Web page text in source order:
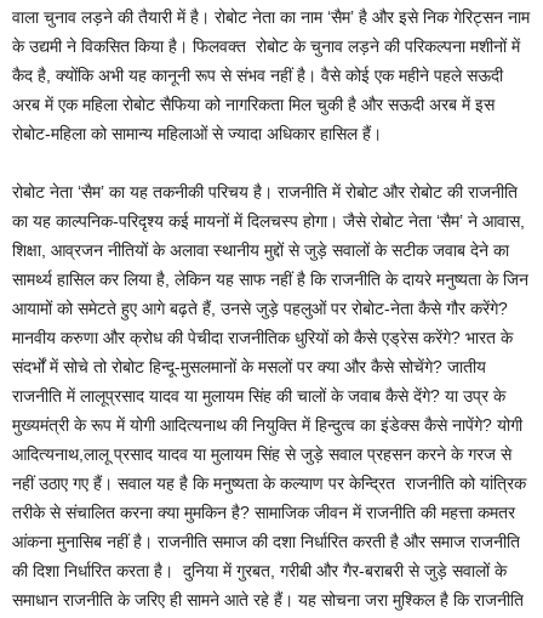
वाला चुनाव लड़ने की तैयारी में है। रोबोट नेता का नाम ‘सैम’ है और इसे निक गेरिट्सन नाम
के उद्यमी ने विकसित किया है। फिलवक्त रोबोट के चुनाव लड़ने की परिकल्पना मशीनों में
कैद है, क्योंकि अभी यह कानूनी रूप से संभव नहीं है। वैसे कोई एक महीने पहले सऊदी
अरब में एक महिला रोबोट सैफिया को नागरिकता मिल चुकी है और सऊदी अरब में इस
रोबोट-महिला को सामान्य महिलाओं से ज्यादा अधिकार हासिल हैं।
रोबोट नेता ‘सैम’ का यह तकनीकी परिचय है। राजनीति में रोबोट और रोबोट की राजनीति
का यह काल्पनिक-परिदृश्य कई मायनों में दिलचस्प होगा। जैसे रोबोट नेता ‘सैम’ ने आवास,
शिक्षा, आव्रजन नीतियों के अलावा स्थानीय मुद्दों से जुड़े सवालों के सटीक जवाब देने का
सामर्थ्य हासिल कर लिया है, लेकिन यह साफ नहीं है कि राजनीति के दायरे मनुष्यता के जिन
आयामों को समेटते हुए आगे बढ़ते हैं, उनसे जुड़े पहलुओं पर रोबोट-नेता कैसे गौर करेंगे?
मानवीय करुणा और क्रोध की पेचीदा राजनीतिक धुरियों को कैसे एड्रेस करेंगे? भारत के
संदर्भों में सोचे तो रोबोट हिन्दू-मुसलमानों के मसलों पर क्या और कैसे सोचेंगे? जातीय
राजनीति में लालूप्रसाद यादव या मुलायम सिंह की चालों के जवाब कैसे देंगे? या उप्र के
मुख्यमंत्री के रूप में योगी आदित्यनाथ की नियुक्ति में हिन्दुत्व का इंडेक्स कैसे नापेंगे? योगी
आदित्यनाथ,लालू प्रसाद यादव या मुलायम सिंह से जुड़े सवाल प्रहसन करने के गरज से
नहीं उठाए गए हैं। सवाल यह है कि मनुष्यता के कल्याण पर केन्द्रित राजनीति को यांत्रिक
तरीके से संचालित करना क्या मुमकिन है? सामाजिक जीवन में राजनीति की महत्ता कमतर
आंकना मुनासिब नहीं है। राजनीति समाज की दशा निर्धारित करती है और समाज राजनीति
की दिशा निर्धारित करता है। दुनिया में गुरबत, गरीबी और गैर-बराबरी से जुड़े सवालों के
समाधान राजनीति के जरिए ही सामने आते रहे हैं। यह सोचना जरा मुश्किल है कि राजनीति